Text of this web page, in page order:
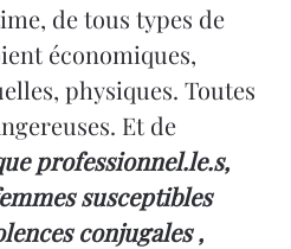
de tous types de
économiques,
physiques. Toutes
Et de
professionnel.le.s,
susceptibles
conjugales ,